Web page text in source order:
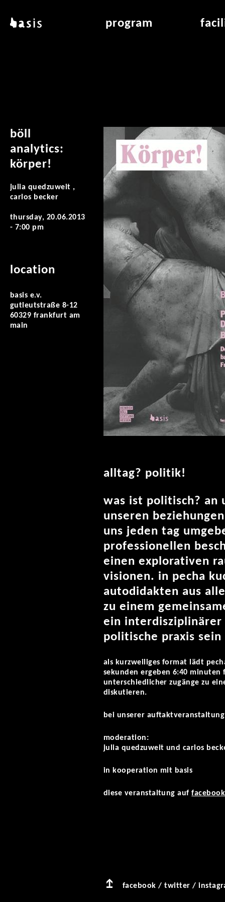
basis program
böll
analytics:
körper!
julia quedzuweit ,
carlos becker
thursday, 20.06.2013
- 7:00 pm
location
basis e.v.
gutleutstraße 8-12
60329 frankfurt am
main
alltag? politik!
was ist politisch? an
unseren
uns jeden tag
professionellen
einen explorativen
visionen. in pecha
autodidakten aus
zu einem
ein interdisziplinärer
politische praxis sein
als kurzweiliges format lädt
sekunden ergeben 6:40
unterschiedlicher zugänge zu
diskutieren.
bei unserer
moderation:
julia quedzuweit und carlos
in kooperation mit basis
diese veranstaltung auffacebook
facebook /twitter /